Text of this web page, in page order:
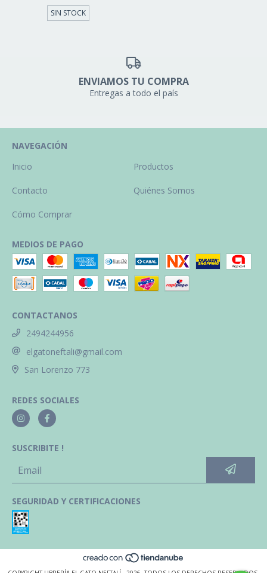
SIN STOCK
ENVIAMOS TU COMPRA
Entregas a todo el país
NAVEGACIÓN
Inicio
Productos
Contacto Quiénes Somos
Cómo Comprar
MEDIOS DE PAGO
CONTACTANOS
2494244956
elgatoneftali@gmail.com
San Lorenzo 773
REDES SOCIALES
SUSCRIBITE !
SEGURIDAD Y CERTIFICACIONES